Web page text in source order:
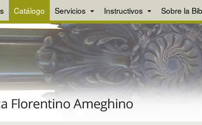
Catálogo Servicios Instructivos Sobre la